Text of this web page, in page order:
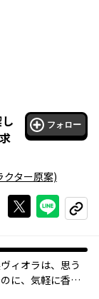
フォロー
クター原案)
Xで投稿する
ライン
コピー
ィオラは、思う
に、気軽に香水